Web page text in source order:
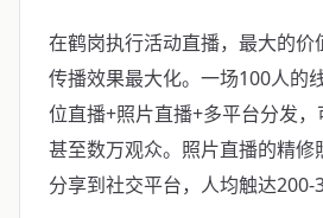
在鹤岗执行活动直播，最大的价
传播效果最大化。一场100人的
位直播+照片直播+多平台分发
甚至数万观众。照片直播的精修
分享到社交平台，人均触达200-